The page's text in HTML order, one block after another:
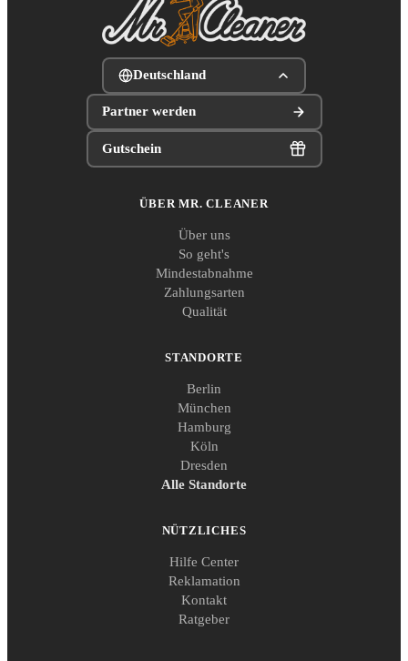
Deutschland
Partner werden
Gutschein
ÜBER MR. CLEANER
Über uns
So geht's
Mindestabnahme
Zahlungsarten
Qualität
STANDORTE
Berlin
München
Hamburg
Köln
Dresden
Alle Standorte
NÜTZLICHES
Hilfe Center
Reklamation
Kontakt
Ratgeber